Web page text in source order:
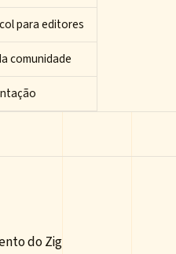
para editores
comunidade
do Zig